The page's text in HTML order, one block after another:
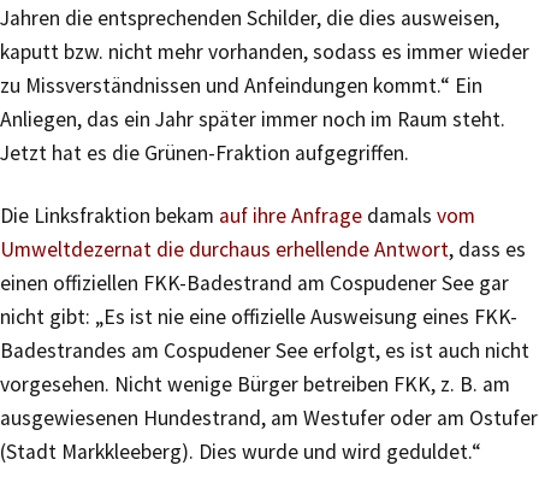
Jahren die entsprechenden Schilder, die dies ausweisen,
kaputt bzw. nicht mehr vorhanden, sodass es immer wieder
zu Missverständnissen und Anfeindungen kommt.“ Ein
Anliegen, das ein Jahr später immer noch im Raum steht.
Jetzt hat es die Grünen-Fraktion aufgegriffen.
Die Linksfraktion bekam auf ihre Anfrage damals vom
Umweltdezernat die durchaus erhellende Antwort, dass es
einen offiziellen FKK-Badestrand am Cospudener See gar
nicht gibt: „Es ist nie eine offizielle Ausweisung eines FKK-
Badestrandes am Cospudener See erfolgt, es ist auch nicht
vorgesehen. Nicht wenige Bürger betreiben FKK, z. B. am
ausgewiesenen Hundestrand, am Westufer oder am Ostufer
(Stadt Markkleeberg). Dies wurde und wird geduldet.“